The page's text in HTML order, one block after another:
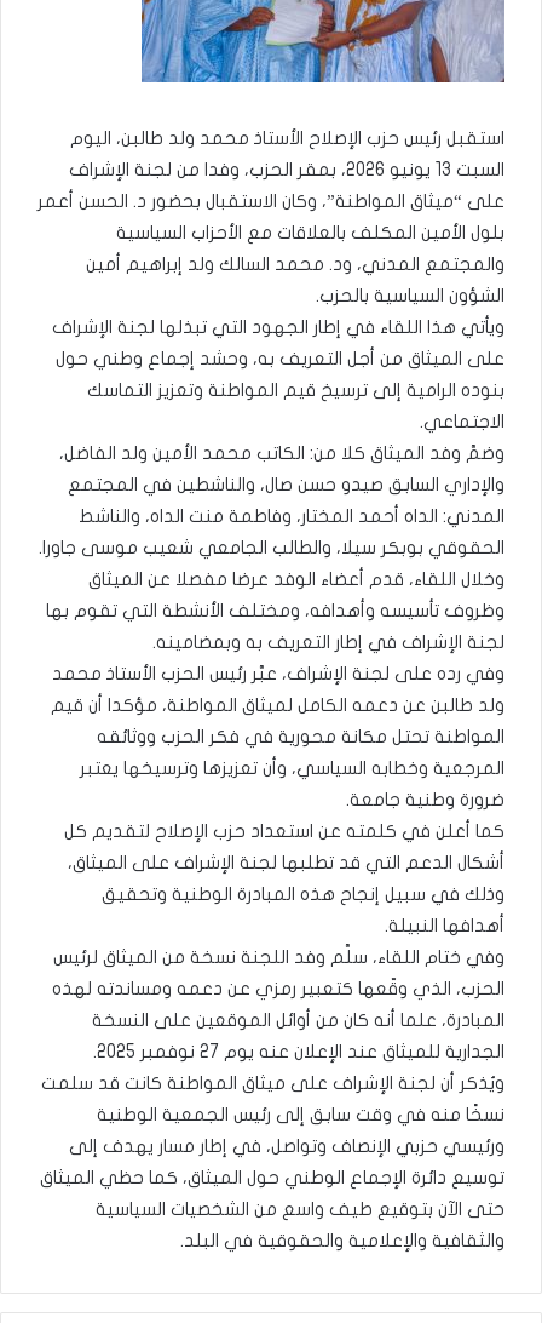
استقبل رئيس حزب الإصلاح الأستاذ محمد ولد طالبن، اليوم
السبت 13 يونيو 2026، بمقر الحزب، وفدا من لجنة الإشراف
على “ميثاق المواطنة”، وكان الاستقبال بحضور د. الحسن أعمر
بلول الأمين المكلف بالعلاقات مع الأحزاب السياسية
والمجتمع المدني، ود. محمد السالك ولد إبراهيم أمين
الشؤون السياسية بالحزب.
ويأتي هذا اللقاء في إطار الجهود التي تبذلها لجنة الإشراف
على الميثاق من أجل التعريف به، وحشد إجماع وطني حول
بنوده الرامية إلى ترسيخ قيم المواطنة وتعزيز التماسك
الاجتماعي.
وضمَّ وفد الميثاق كلا من: الكاتب محمد الأمين ولد الفاضل،
والإداري السابق صيدو حسن صال، والناشطين في المجتمع
المدني: الداه أحمد المختار، وفاطمة منت الداه، والناشط
الحقوقي بوبكر سيلا، والطالب الجامعي شعيب موسى جاورا.
وخلال اللقاء، قدم أعضاء الوفد عرضا مفصلا عن الميثاق
وظروف تأسيسه وأهدافه، ومختلف الأنشطة التي تقوم بها
لجنة الإشراف في إطار التعريف به وبمضامينه.
وفي رده على لجنة الإشراف، عبَّر رئيس الحزب الأستاذ محمد
ولد طالبن عن دعمه الكامل لميثاق المواطنة، مؤكدا أن قيم
المواطنة تحتل مكانة محورية في فكر الحزب ووثائقه
المرجعية وخطابه السياسي، وأن تعزيزها وترسيخها يعتبر
ضرورة وطنية جامعة.
كما أعلن في كلمته عن استعداد حزب الإصلاح لتقديم كل
أشكال الدعم التي قد تطلبها لجنة الإشراف على الميثاق،
وذلك في سبيل إنجاح هذه المبادرة الوطنية وتحقيق
أهدافها النبيلة.
وفي ختام اللقاء، سلَّم وفد اللجنة نسخة من الميثاق لرئيس
الحزب، الذي وقّعها كتعبير رمزي عن دعمه ومساندته لهذه
المبادرة، علما أنه كان من أوائل الموقعين على النسخة
الجدارية للميثاق عند الإعلان عنه يوم 27 نوفمبر 2025.
ويُذكر أن لجنة الإشراف على ميثاق المواطنة كانت قد سلمت
نسخًا منه في وقت سابق إلى رئيس الجمعية الوطنية
ورئيسي حزبي الإنصاف وتواصل، في إطار مسار يهدف إلى
توسيع دائرة الإجماع الوطني حول الميثاق، كما حظي الميثاق
حتى الآن بتوقيع طيف واسع من الشخصيات السياسية
والثقافية والإعلامية والحقوقية في البلد.